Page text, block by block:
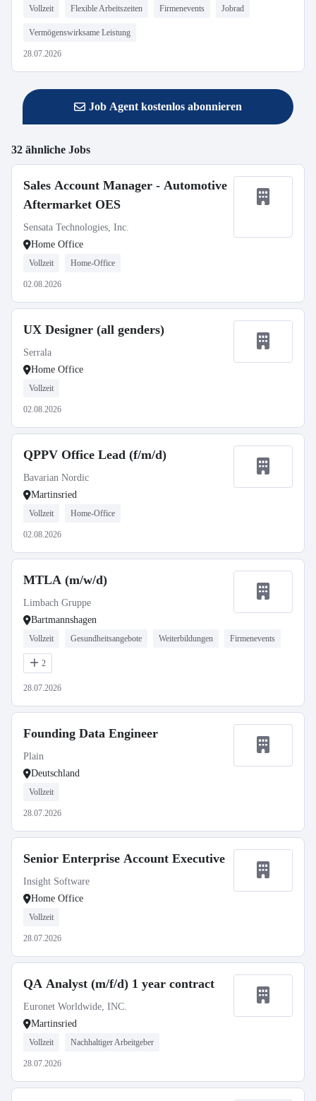
Vollzeit Flexible Arbeitszeiten Firmenevents Jobrad
Vermögenswirksame Leistung
28.07.2026
Job Agent kostenlos abonnieren
32 ähnliche Jobs
Sales Account Manager - Automotive
Aftermarket OES
Sensata Technologies, Inc.
Home Office
Vollzeit Home-Office
02.08.2026
UX Designer (all genders)
Serrala
Home Office
Vollzeit
02.08.2026
QPPV Office Lead (f/m/d)
Bavarian Nordic
Martinsried
Vollzeit Home-Office
02.08.2026
MTLA (m/w/d)
Limbach Gruppe
Bartmannshagen
Vollzeit Gesundheitsangebote Weiterbildungen Firmenevents
2
28.07.2026
Founding Data Engineer
Plain
Deutschland
Vollzeit
28.07.2026
Senior Enterprise Account Executive
Insight Software
Home Office
Vollzeit
28.07.2026
QA Analyst (m/f/d) 1 year contract
Euronet Worldwide, INC.
Martinsried
Vollzeit Nachhaltiger Arbeitgeber
28.07.2026